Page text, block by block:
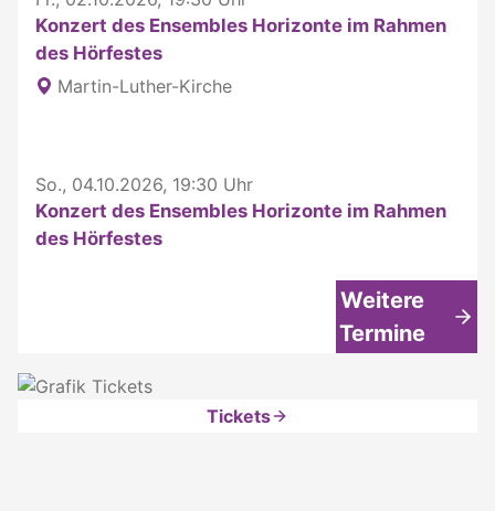
Konzert des Ensembles Horizonte im Rahmen
des Hörfestes
Martin-Luther-Kirche
So., 04.10.2026, 19:30 Uhr
Konzert des Ensembles Horizonte im Rahmen
des Hörfestes
Weitere
Termine
Tickets